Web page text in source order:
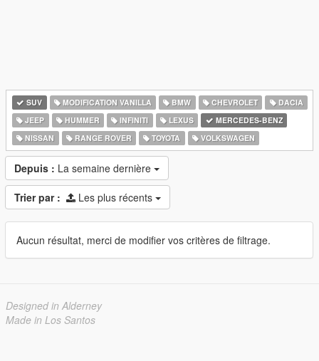
SUV MODIFICATION VANILLA BMW CHEVROLET
DACIA
JEEP
HUMMER INFINITI LEXUS
MERCEDES-BENZ
NISSAN
RANGE ROVER TOYOTA VOLKSWAGEN
Depuis : La semaine dernière
Trier par : Les plus récents
Aucun résultat, merci de modifier vos critères de filtrage.
Designed in Alderney
Made in Los Santos